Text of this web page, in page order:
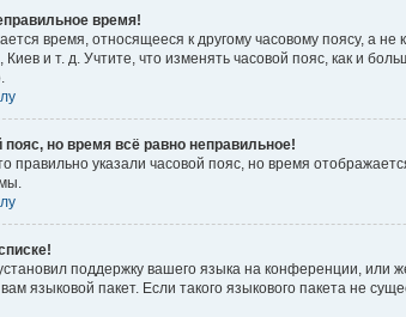
время!
время, относящееся к другому часовому поясу, а
Киев и т. д. Учтите, что изменять часовой пояс, как и
но время всё равно неправильное!
правильно указали часовой пояс, но время
поддержку вашего языка на конференции, или
языковой пакет. Если такого языкового пакета не